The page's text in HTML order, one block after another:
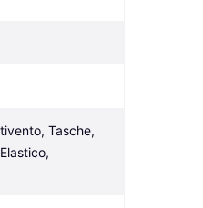
Tasche,